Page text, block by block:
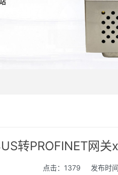
转PROFINET网
点击：1379 发布时